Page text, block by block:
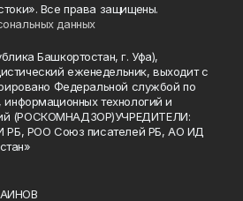
Все права защищены.
данных
Башкортостан, г. Уфа),
еженедельник, выходит с
Федеральной службой по
технологий и
(РОСКОМНАДЗОР)УЧРЕДИТЕЛИ:
РБ, РОО Союз писателей РБ, АО ИД